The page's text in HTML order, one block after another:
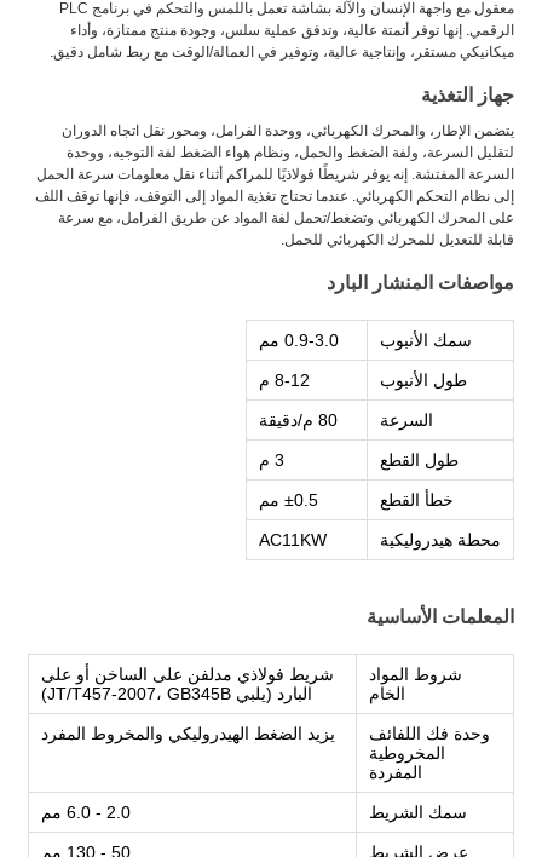
معقول مع واجهة الإنسان والآلة بشاشة تعمل باللمس والتحكم في برنامج PLC
الرقمي. إنها توفر أتمتة عالية، وتدفق عملية سلس، وجودة منتج ممتازة، وأداء
ميكانيكي مستقر، وإنتاجية عالية، وتوفير في العمالة/الوقت مع ربط شامل دقيق.
جهاز التغذية
يتضمن الإطار، والمحرك الكهربائي، ووحدة الفرامل، ومحور نقل اتجاه الدوران
لتقليل السرعة، ولفة الضغط والحمل، ونظام هواء الضغط لفة التوجيه، ووحدة
السرعة المفتشة. إنه يوفر شريطًا فولاذيًا للمراكم أثناء نقل معلومات سرعة الحمل
إلى نظام التحكم الكهربائي. عندما تحتاج تغذية المواد إلى التوقف، فإنها توقف اللف
على المحرك الكهربائي وتضغط/تحمل لفة المواد عن طريق الفرامل، مع سرعة
قابلة للتعديل للمحرك الكهربائي للحمل.
مواصفات المنشار البارد
سمك الأنبوب 0.9-3.0 مم
طول الأنبوب 8-12 م
السرعة 80 م/دقيقة
طول القطع 3 م
خطأ القطع ±0.5 مم
محطة هيدروليكية AC11KW
المعلمات الأساسية
شروط المواد
الخام
شريط فولاذي مدلفن على الساخن أو على
البارد (يلبي JT/T457-2007، GB345B)
وحدة فك اللفائف
المخروطية
المفردة
يزيد الضغط الهيدروليكي والمخروط المفرد
سمك الشريط 2.0 - 6.0 مم
عرض الشريط 50 - 130 مم